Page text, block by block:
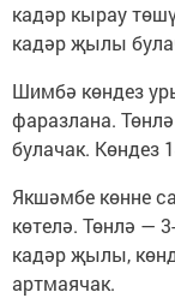
кадәр кырау
кадәр җылы
Шимбә көндез
фаразлана.
булачак. Көндез
Якшәмбе көнне
көтелә. Төнлә —
кадәр җылы,
артмаячак.